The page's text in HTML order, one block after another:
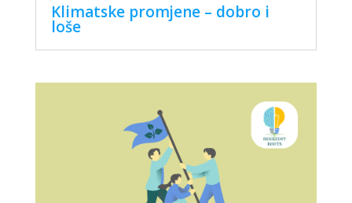
Klimatske promjene – dobro i
loše